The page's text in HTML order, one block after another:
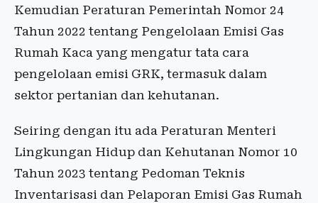
Kemudian Peraturan Pemerintah Nomor 24
Tahun 2022 tentang Pengelolaan Emisi Gas
Rumah Kaca yang mengatur tata cara
pengelolaan emisi GRK, termasuk dalam
sektor pertanian dan kehutanan.
Seiring dengan itu ada Peraturan Menteri
Lingkungan Hidup dan Kehutanan Nomor 10
Tahun 2023 tentang Pedoman Teknis
Inventarisasi dan Pelaporan Emisi Gas Rumah